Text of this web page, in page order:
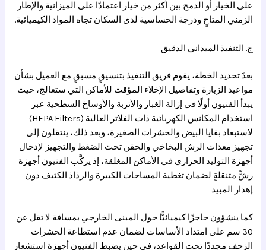
على الخيار أو الدمج بين أكثر من خيار اعتمادًا على الميزانية والإطار
الزمني المتاحٍ ودرجة الحساسية لدى السكان تجاه المواد الكيميائية.
ج. التنفيذ الميداني الدقيق
بعدَ تحديد الخطة، يقوم فريق التنفيذ بتنسيقٍ مسبقٍ مع العميل بشأن
مواعيد الزيارة وتفاصيل الإخلاء المؤقت للأماكن التي ستعالج، حيث
يبدأ الفنيون أولًا في إزالة الغبار والأتربة والأوساخ السطحية عبر
استخدام المكانس الكهربائية ذات الفلاتر العالية (HEPA Filters)
لاستبعاد بقايا البيض والحشرات الصغيرة، وبعد ذلك، ينتقلون إلى
تجهيز معدات الرش البخاخي والحقن تحت الضغط والتجهيز لإدخال
أجهزة التوليد الحراري في الأماكن المغلقة، إذ يركَّب الفنيون أجهزة
رشٍّ متنقلةٍ لضمان تغطية المساحات الكبيرة والرذاذ الكثيف دون
إهدار المبيد
كما ينشؤون حاجزًا كيميائيًّا حول المبنى الخارجي بمسافة لا تقل عن
30 سم على امتداد الأساسات لضمان عدم استطاعة الحشرات
الزحف مجددًا تحت القواعد، في حين يضبط الفنيون أجهزة استشعار